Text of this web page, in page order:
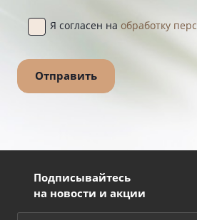
Я согласен на обработку
Подписывайтесь
на новости и акции